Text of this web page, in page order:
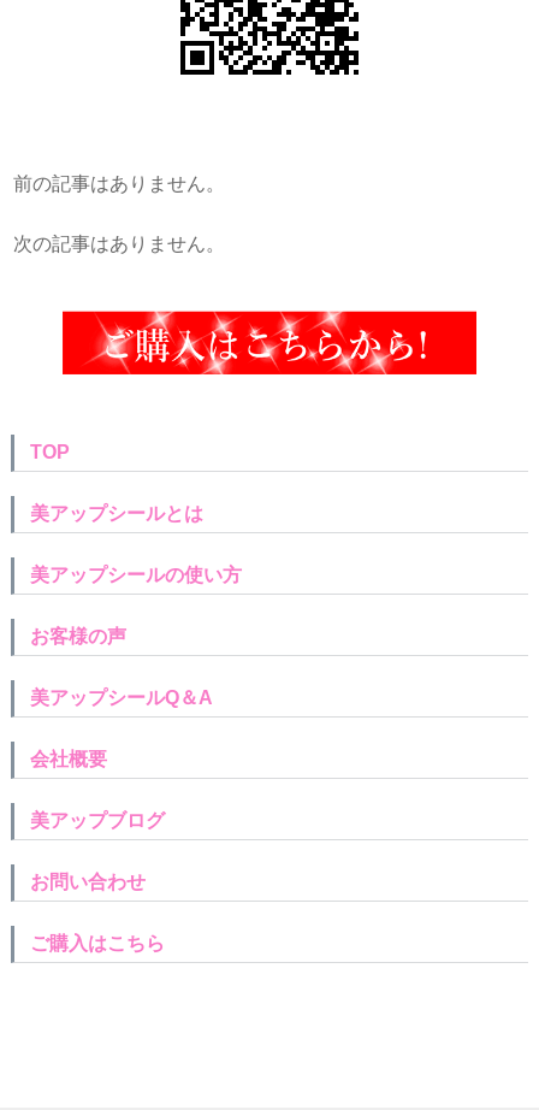
前の記事はありません。
次の記事はありません。
TOP
美アップシールとは
美アップシールの使い方
お客様の声
美アップシールQ＆A
会社概要
美アップブログ
お問い合わせ
ご購入はこちら